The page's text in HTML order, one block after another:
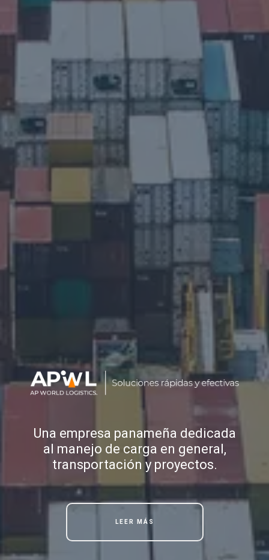
Una empresa panameña dedicada
al manejo de carga en general,
transportación y proyectos.
LEER MÁS